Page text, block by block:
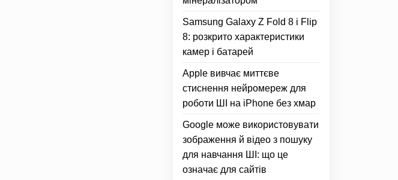
Samsung Galaxy Z Fold 8 і Flip
8: розкрито характеристики
камер і батарей
Apple вивчає миттєве
стиснення нейромереж для
роботи ШІ на iPhone без хмар
Google може використовувати
зображення й відео з пошуку
для навчання ШІ: що це
означає для сайтів